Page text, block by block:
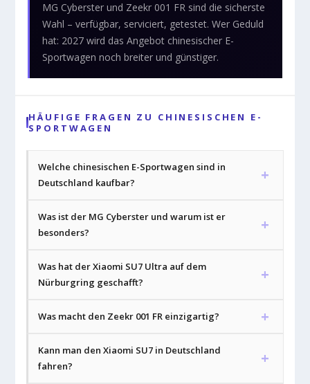
MG Cyberster und Zeekr 001 FR sind die sicherste
Wahl – verfügbar, serviciert, getestet. Wer Geduld
hat: 2027 wird das Angebot chinesischer E-
Sportwagen noch breiter und günstiger.
HÄUFIGE FRAGEN ZU CHINESISCHEN E-
SPORTWAGEN
Welche chinesischen E-Sportwagen sind in
Deutschland kaufbar?
Was ist der MG Cyberster und warum ist er
besonders?
Was hat der Xiaomi SU7 Ultra auf dem
Nürburgring geschafft?
Was macht den Zeekr 001 FR einzigartig?
Kann man den Xiaomi SU7 in Deutschland
fahren?